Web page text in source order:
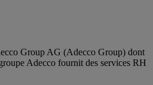
Group AG (Adecco Group) dont
Adecco fournit des services RH